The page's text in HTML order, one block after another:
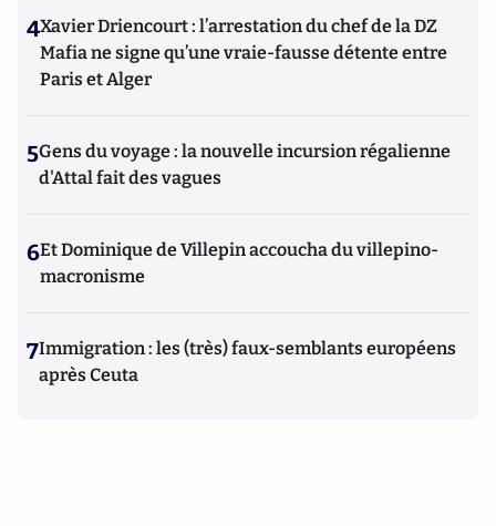
4Xavier Driencourt : l’arrestation du chef de la DZ
Mafia ne signe qu’une vraie-fausse détente entre
Paris et Alger
5Gens du voyage : la nouvelle incursion régalienne
d'Attal fait des vagues
6Et Dominique de Villepin accoucha du villepino-
macronisme
7Immigration : les (très) faux-semblants européens
après Ceuta